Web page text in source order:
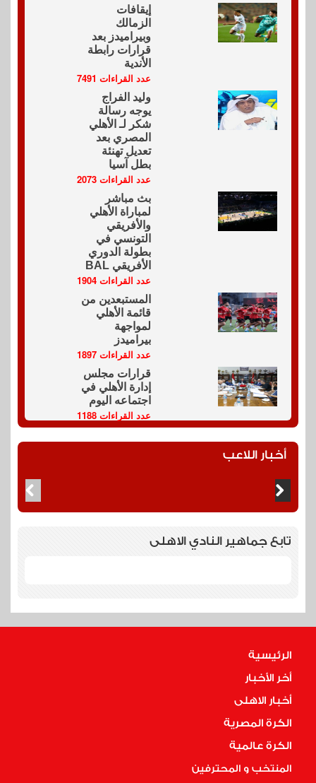
إيقافات
الزمالك
وبيراميدز بعد
قرارات رابطة
الأندية
عدد القراءات 7491
وليد الفراج
يوجه رسالة
شكر لـ الأهلي
المصري بعد
تعديل تهنئة
بطل آسيا
عدد القراءات 2073
بث مباشر
لمباراة الأهلي
والأفريقي
التونسي في
بطولة الدوري
الأفريقي BAL
عدد القراءات 1904
المستبعدين من
قائمة الأهلي
لمواجهة
بيراميدز
عدد القراءات 1897
قرارات مجلس
إدارة الأهلي في
اجتماعه اليوم
عدد القراءات 1188
أخبار اللاعب
تابع جماهير النادي الاهلى
الرئيسية
أخر الأخبار
أخبار الاهلى
الكرة المصرية
الكرة عالمية
المنتخب و المحترفين